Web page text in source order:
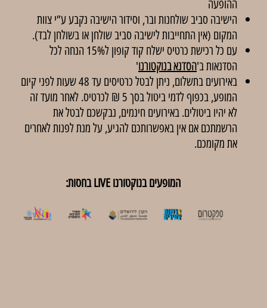
ההופעה
הישיבה סביב שולחנות ובר, וסידור הישיבה נקבע ע”י צוות
המקום (אין התחייבות לישיבה סביב שולחן או בשולחן לבד).
עם כל רכישת כרטיס ישלח קוד קופון ל15% הנחה לכל
הסדנאות ב'הסדנא בנוקטורנו'
באירועים בתשלום, ניתן לבטל כרטיסים עד 48 שעות לפני קיום
המופע, בכפוף לדמי ביטול בסך 5 ₪ לכרטיס. לאחר מועד זה
לא יהיו ביטולים. באירועים חינמים, נבקשכם לבטל את
הרשמתכם אם אין באפשרותכם להגיע, על מנת לפנות לאחרים
את מקומכם.
המופעים בנוקטורנו LIVE בחסות: